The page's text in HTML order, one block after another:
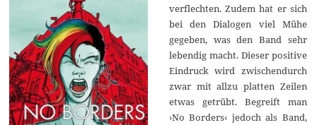
verflechten. Zudem hat er sich
bei den Dialogen viel Mühe
gegeben, was den Band sehr
lebendig macht. Dieser positive
Eindruck wird zwischendurch
zwar mit allzu platten Zeilen
etwas getrübt. Begreift man
›No Borders‹ jedoch als Band,